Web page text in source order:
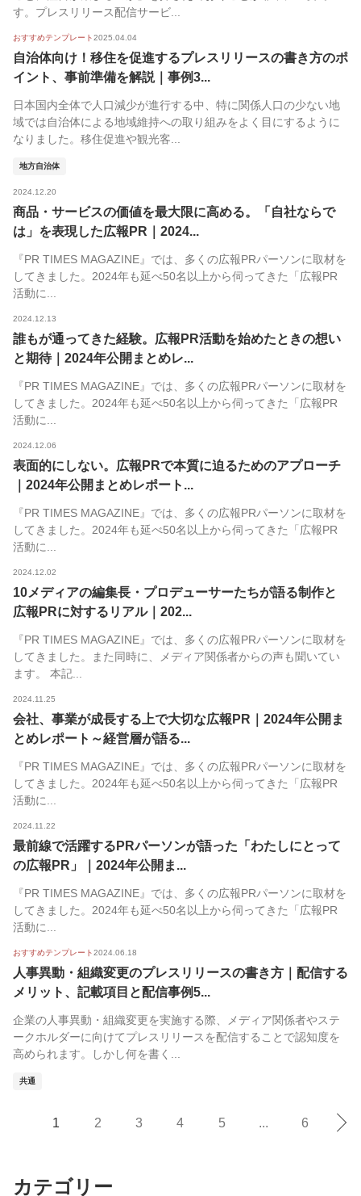
す。プレスリリース配信サービ...
おすすめテンプレート2025.04.04
自治体向け！移住を促進するプレスリリースの書き方のポ
イント、事前準備を解説｜事例3...
日本国内全体で人口減少が進行する中、特に関係人口の少ない地
域では自治体による地域維持への取り組みをよく目にするように
なりました。移住促進や観光客...
地方自治体
2024.12.20
商品・サービスの価値を最大限に高める。「自社ならで
は」を表現した広報PR｜2024...
『PR TIMES MAGAZINE』では、多くの広報PRパーソンに取材を
してきました。2024年も延べ50名以上から伺ってきた「広報PR
活動に...
2024.12.13
誰もが通ってきた経験。広報PR活動を始めたときの想い
と期待｜2024年公開まとめレ...
『PR TIMES MAGAZINE』では、多くの広報PRパーソンに取材を
してきました。2024年も延べ50名以上から伺ってきた「広報PR
活動に...
2024.12.06
表面的にしない。広報PRで本質に迫るためのアプローチ
｜2024年公開まとめレポート...
『PR TIMES MAGAZINE』では、多くの広報PRパーソンに取材を
してきました。2024年も延べ50名以上から伺ってきた「広報PR
活動に...
2024.12.02
10メディアの編集長・プロデューサーたちが語る制作と
広報PRに対するリアル｜202...
『PR TIMES MAGAZINE』では、多くの広報PRパーソンに取材を
してきました。また同時に、メディア関係者からの声も聞いてい
ます。 本記...
2024.11.25
会社、事業が成長する上で大切な広報PR｜2024年公開ま
とめレポート～経営層が語る...
『PR TIMES MAGAZINE』では、多くの広報PRパーソンに取材を
してきました。2024年も延べ50名以上から伺ってきた「広報PR
活動に...
2024.11.22
最前線で活躍するPRパーソンが語った「わたしにとって
の広報PR」｜2024年公開ま...
『PR TIMES MAGAZINE』では、多くの広報PRパーソンに取材を
してきました。2024年も延べ50名以上から伺ってきた「広報PR
活動に...
おすすめテンプレート2024.06.18
人事異動・組織変更のプレスリリースの書き方｜配信する
メリット、記載項目と配信事例5...
企業の人事異動・組織変更を実施する際、メディア関係者やステ
ークホルダーに向けてプレスリリースを配信することで認知度を
高められます。しかし何を書く...
共通
1 2 3 4 5 ... 6
カテゴリー